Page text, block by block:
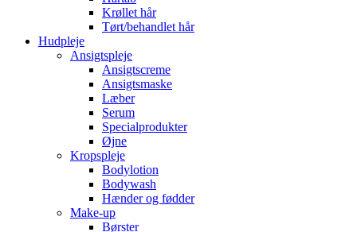
Krøllet hår
Tørt/behandlet hår
Hudpleje
Ansigtspleje
Ansigtscreme
Ansigtsmaske
Læber
Serum
Specialprodukter
Øjne
Kropspleje
Bodylotion
Bodywash
Hænder og fødder
Make-up
Børster